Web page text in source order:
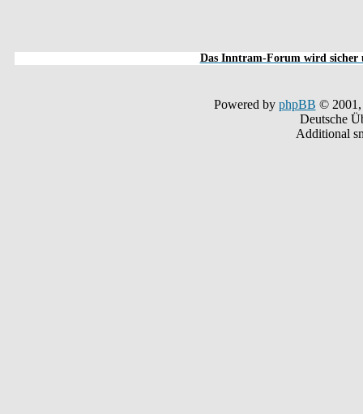
Das Inntram-Forum wird sicher
Powered by phpBB © 2001,
Deutsche
Additional